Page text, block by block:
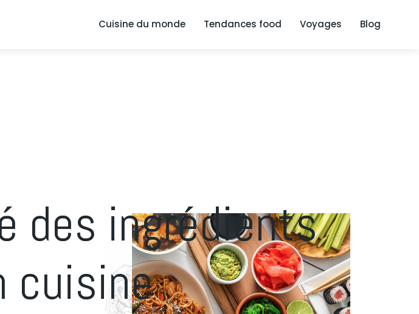
Cuisine du monde Tendances food Voyages Blog
des ingrédients
cuisine